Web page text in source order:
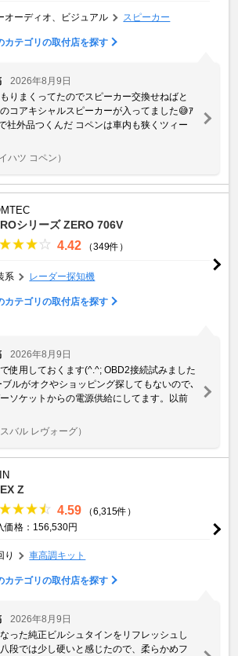
オーディオ、ビジュアル スピーカー
カテゴリの取付店を探す
2026年8月9日
りまくってたのでスピーカー交換せねばと
コアキシャルスピーカーが入ってました😅ｱ
社外品つくんだ コペンは車内も狭くツィー
ハツ コペン）
シリーズ ZERO 706V
4.42 （349件）
系 レーダー探知機
カテゴリの取付店を探す
2026年8月9日
使用しておくます(^.^; OBD2接続試みました
ルがオクやショッピング探してもないので､
ソケットからの電源供給にしてます。以前
バル レヴォーグ）
Z
4.59
（6,315件）
価格：156,530円
り 車高調キット
カテゴリの取付店を探す
2026年8月9日
った純正ビルシュタインをリフレッシュし
段では少し硬いと感じたので、柔らかめフ